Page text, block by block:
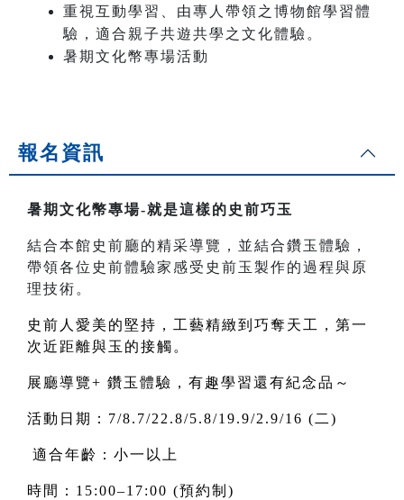
重視互動學習、由專人帶領之博物館學習體
驗，適合親子共遊共學之文化體驗。
暑期文化幣專場活動
報名資訊
暑期文化幣專場-就是這樣的史前巧玉
結合本館史前廳的精采導覽，並結合鑽玉體驗，
帶領各位史前體驗家感受史前玉製作的過程與原
理技術。
史前人愛美的堅持，工藝精緻到巧奪天工，第一
次近距離與玉的接觸。
展廳導覽+ 鑽玉體驗，有趣學習還有紀念品～
活動日期：7/8.7/22.8/5.8/19.9/2.9/16 (二)
適合年齡：小一以上
時間：15:00–17:00 (預約制)